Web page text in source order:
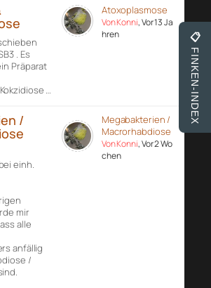
. Es
Präparat
…
Atoxoplasmose
Von Konni, Vor 13 Ja
hren
/
einh.
mir
alle
anfällig
/
Megabakterien /
Macrorhabdiose
Von Konni, Vor 2 Wo
chen
📋
FINKEN-INDEX